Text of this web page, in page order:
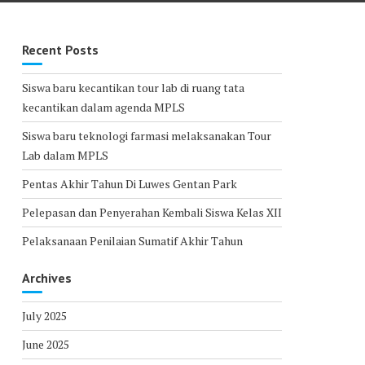
Recent Posts
Siswa baru kecantikan tour lab di ruang tata
kecantikan dalam agenda MPLS
Siswa baru teknologi farmasi melaksanakan Tour
Lab dalam MPLS
Pentas Akhir Tahun Di Luwes Gentan Park
Pelepasan dan Penyerahan Kembali Siswa Kelas XII
Pelaksanaan Penilaian Sumatif Akhir Tahun
Archives
July 2025
June 2025